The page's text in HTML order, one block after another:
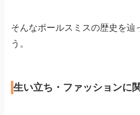
そんなポールスミスの歴史を辿
う。
生い立ち・ファッションに